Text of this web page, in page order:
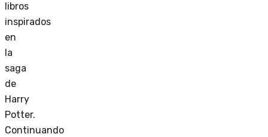
libros
inspirados
en
la
saga
de
Harry
Potter.
Continuando